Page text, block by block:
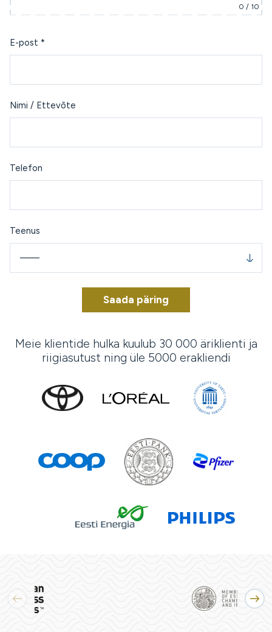
0 / 10
E-post *
Nimi / Ettevõte
Telefon
Teenus
——
Meie klientide hulka kuulub 30 000 äriklienti ja
riigiasutust ning üle 5000 erakliendi